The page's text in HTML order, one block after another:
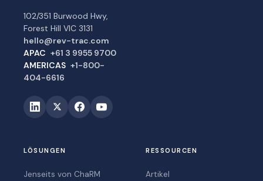
102/351 Burwood Hwy,
Forest Hill VIC 3131
hello@rev-trac.com
APAC +61 3 9955 9700
AMERICAS +1-800-
404-6616
LÖSUNGEN
Jenseits von ChaRM
RESSOURCEN
Artikel